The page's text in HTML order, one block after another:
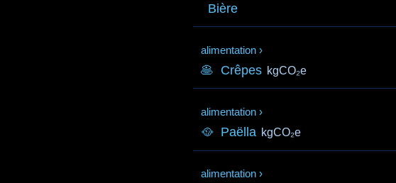
Bière
alimentation ›
🥞 Crêpes kgCO₂e
alimentation ›
🥘 Paëlla kgCO₂e
alimentation ›